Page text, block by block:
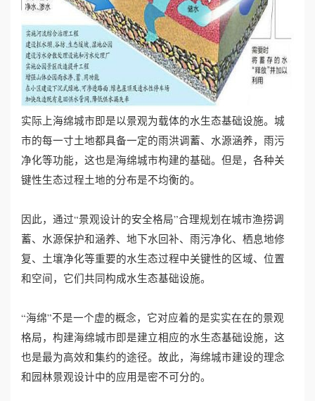
质
联
我
实际上海绵城市即是以景观为载体的水生态基础设施。城
市的每一寸土地都具备一定的雨洪调蓄、水源涵养，雨污
净化等功能，这也是海绵城市构建的基础。但是，各种关
键性生态过程土地的分布是不均衡的。
因此，通过“景观设计的安全格局”合理规划在城市渔捞调
蓄、水源保护和涵养、地下水回补、雨污净化、栖息地修
复、土壤净化等重要的水生态过程中关键性的区域、位置
和空间，它们共同构成水生态基础设施。
“海绵”不是一个虚的概念，它对应着的是实实在在的景观
格局，构建海绵城市即是建立相应的水生态基础设施，这
也是最为高效和集约的途径。故此，海绵城市建设的理念
和园林景观设计中的应用是密不可分的。